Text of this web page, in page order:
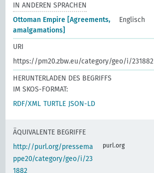
IN ANDEREN SPRACHEN
Ottoman Empire [Agreements,
amalgamations]
Englisch
URI
https://pm20.zbw.eu/category/geo/i/231882
HERUNTERLADEN DES BEGRIFFS
IM SKOS-FORMAT:
RDF/XML TURTLE JSON-LD
ÄQUIVALENTE BEGRIFFE
http://purl.org/pressema
ppe20/category/geo/i/23
1882
purl.org